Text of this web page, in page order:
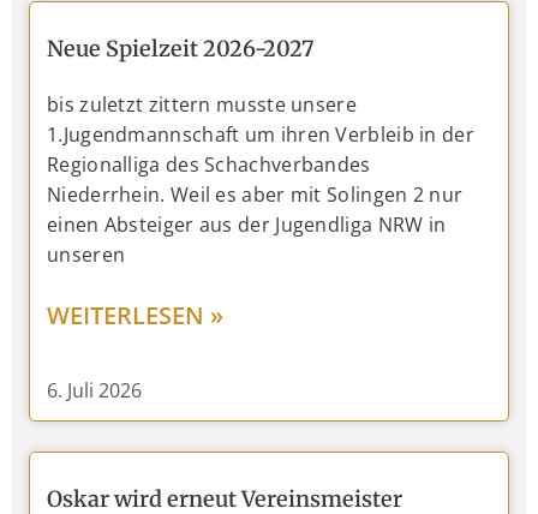
Neue Spielzeit 2026-2027
bis zuletzt zittern musste unsere
1.Jugendmannschaft um ihren Verbleib in der
Regionalliga des Schachverbandes
Niederrhein. Weil es aber mit Solingen 2 nur
einen Absteiger aus der Jugendliga NRW in
unseren
WEITERLESEN »
6. Juli 2026
Oskar wird erneut Vereinsmeister